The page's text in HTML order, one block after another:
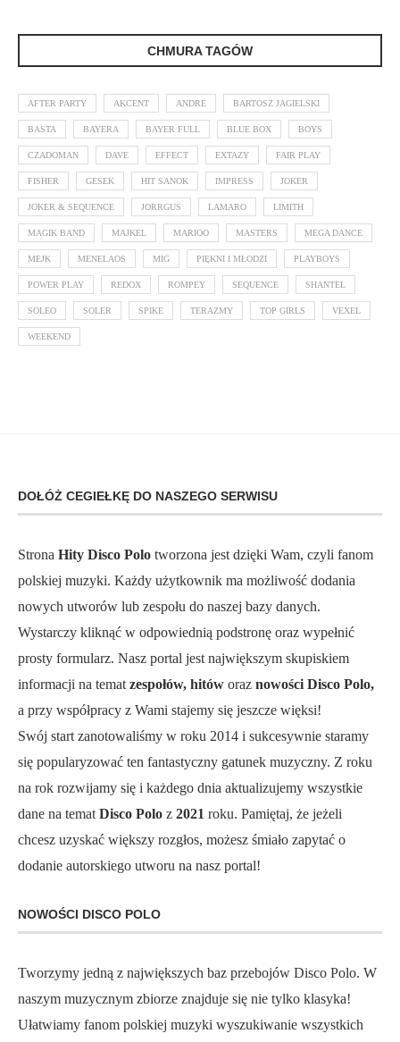
CHMURA TAGÓW
AFTER PARTY AKCENT ANDRE BARTOSZ JAGIELSKI
BASTA BAYERA BAYER FULL BLUE BOX BOYS
CZADOMAN DAVE EFFECT EXTAZY FAIR PLAY
FISHER GESEK HIT SANOK IMPRESS JOKER
JOKER & SEQUENCE JORRGUS LAMARO LIMITH
MAGIK BAND MAJKEL MARIOO MASTERS MEGA DANCE
MEJK MENELAOS MIG PIĘKNI I MŁODZI PLAYBOYS
POWER PLAY REDOX ROMPEY SEQUENCE SHANTEL
SOLEO SOLER SPIKE TERAZMY TOP GIRLS VEXEL
WEEKEND
DOŁÓŻ CEGIEŁKĘ DO NASZEGO SERWISU
Strona Hity Disco Polo tworzona jest dzięki Wam, czyli fanom
polskiej muzyki. Każdy użytkownik ma możliwość dodania
nowych utworów lub zespołu do naszej bazy danych.
Wystarczy kliknąć w odpowiednią podstronę oraz wypełnić
prosty formularz. Nasz portal jest największym skupiskiem
informacji na tematzespołów, hitów oraz nowości Disco Polo,
a przy współpracy z Wami stajemy się jeszcze więksi!
Swój start zanotowaliśmy w roku 2014 i sukcesywnie staramy
się popularyzować ten fantastyczny gatunek muzyczny. Z roku
na rok rozwijamy się i każdego dnia aktualizujemy wszystkie
dane na tematDisco Polo z 2021 roku. Pamiętaj, że jeżeli
chcesz uzyskać większy rozgłos, możesz śmiało zapytać o
dodanie autorskiego utworu na nasz portal!
NOWOŚCI DISCO POLO
Tworzymy jedną z największych baz przebojów Disco Polo. W
naszym muzycznym zbiorze znajduje się nie tylko klasyka!
Ułatwiamy fanom polskiej muzyki wyszukiwanie wszystkich